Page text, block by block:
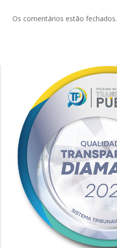
Os comentários estão fechados.